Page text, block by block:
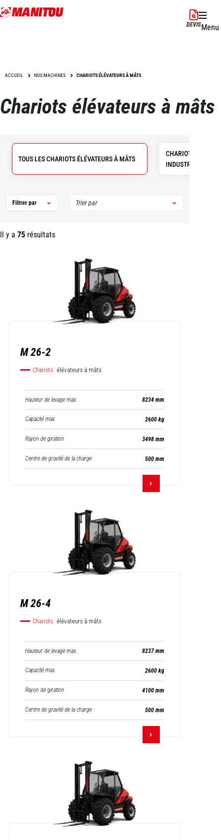
Aller
au
DEVISMenu
ACCUEIL NOS MACHINES CHARIOTS ÉLÉVATEURS À MÂTS
Chariots élévateurs à mâts
TOUS LES CHARIOTS ÉLÉVATEURS À MÂTS
CHARIOTS
INDUSTRIELS
Il y a 75 résultats
Filtrer par
M 26-2
Chariots élévateurs à mâts
Hauteur de levage max. 8234 mm
Capacité max. 2600 kg
Rayon de giration 3498 mm
Centre de gravité de la charge 500 mm
M 26-4
Chariots élévateurs à mâts
Hauteur de levage max. 8237 mm
Capacité max. 2600 kg
Rayon de giration 4100 mm
Centre de gravité de la charge 500 mm